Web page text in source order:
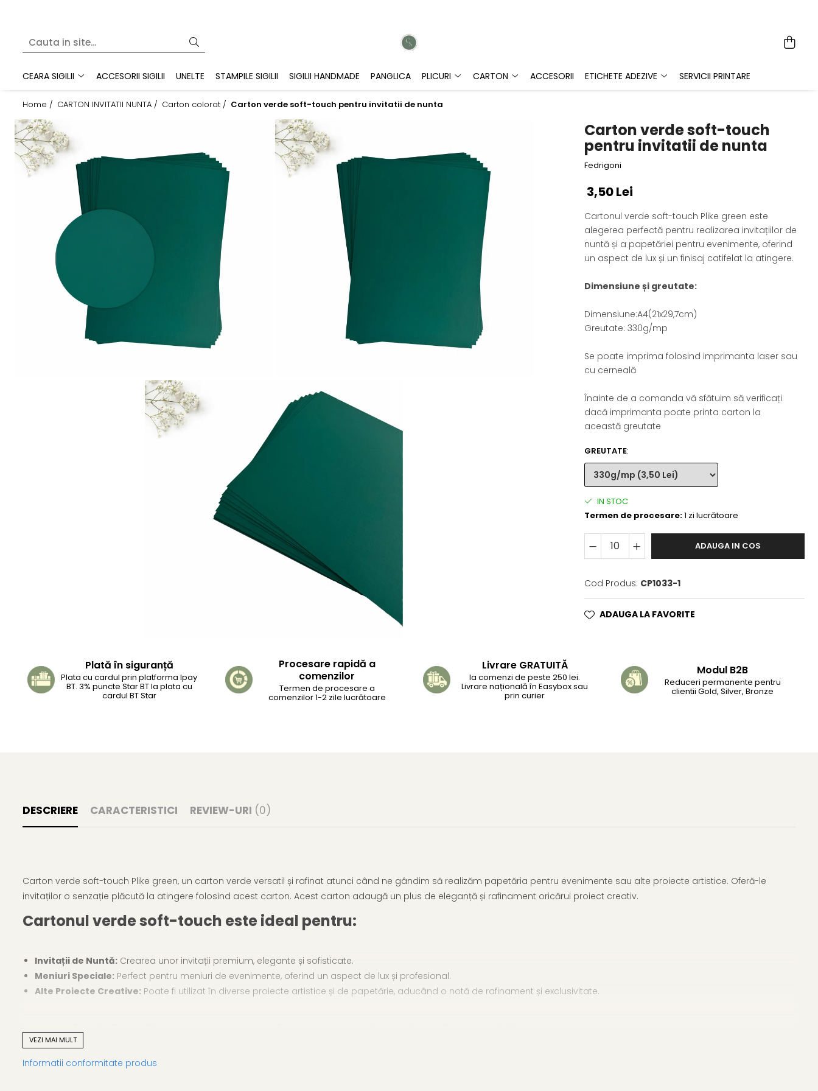
CEARA SIGILII
PLICURI
CARTON
Foi speciale
ETICHETE ADEZIVE
CEARA SIGILII ACCESORII SIGILII UNELTE STAMPILE SIGILII SIGILII HANDMADE PANGLICA PLICURI CARTON ACCESORII ETICHETE ADEZIVE SERVICII PRINTARE
Home / CARTON INVITATII NUNTA / Carton colorat / Carton verde soft-touch pentru invitatii de nunta
Carton verde soft-touch
pentru invitatii de nunta
Fedrigoni
3,50 Lei
Cartonul verde soft-touch Plike green este
alegerea perfectă pentru realizarea invitațiilor de
nuntă și a papetăriei pentru evenimente, oferind
un aspect de lux și un finisaj catifelat la atingere.
Dimensiune și greutate:
Dimensiune:A4(21x29,7cm)
Greutate: 330g/mp
Se poate imprima folosind imprimanta laser sau
cu cerneală
Înainte de a comanda vă sfătuim să verificați
dacă imprimanta poate printa carton la
această greutate
GREUTATE:
IN STOC
Termen de procesare:1 zi lucrătoare
ADAUGA IN COS
Cod Produs: CP1033-1
ADAUGA LA FAVORITE
Plată în siguranță
Plata cu cardul prin platforma Ipay
BT. 3% puncte Star BT la plata cu
cardul BT Star
Procesare rapidă a
comenzilor
Termen de procesare a
comenzilor 1-2 zile lucrătoare
Livrare GRATUITĂ
la comenzi de peste 250 lei.
Livrare națională în Easybox sau
prin curier
Modul B2B
Reduceri permanente pentru
clientii Gold, Silver, Bronze
DESCRIERE CARACTERISTICI REVIEW-URI (0)
Carton verde soft-touch Plike green, un carton verde versatil și rafinat atunci când ne gândim să realizăm papetăria pentru evenimente sau alte proiecte artistice. Oferă-le
invitaților o senzație plăcută la atingere folosind acest carton. Acest carton adaugă un plus de eleganță și rafinament oricărui proiect creativ.
Cartonul verde soft-touch este ideal pentru:
Invitații de Nuntă: Crearea unor invitații premium, elegante și sofisticate.
Meniuri Speciale: Perfect pentru meniuri de evenimente, oferind un aspect de lux și profesional.
Alte Proiecte Creative: Poate fi utilizat în diverse proiecte artistice și de papetărie, aducând o notă de rafinament și exclusivitate.
Cu ce tip de imprimanta putem printa cartonul verde soft-touch?
Cartonul negru Myplike black poate fi imprimat folosind atât imprimante laser, cât și imprimante inkjet care aplică cerneala în mai multe straturi. Înainte de a comanda, vă
VEZI MAI MULT
Informatii conformitate produs